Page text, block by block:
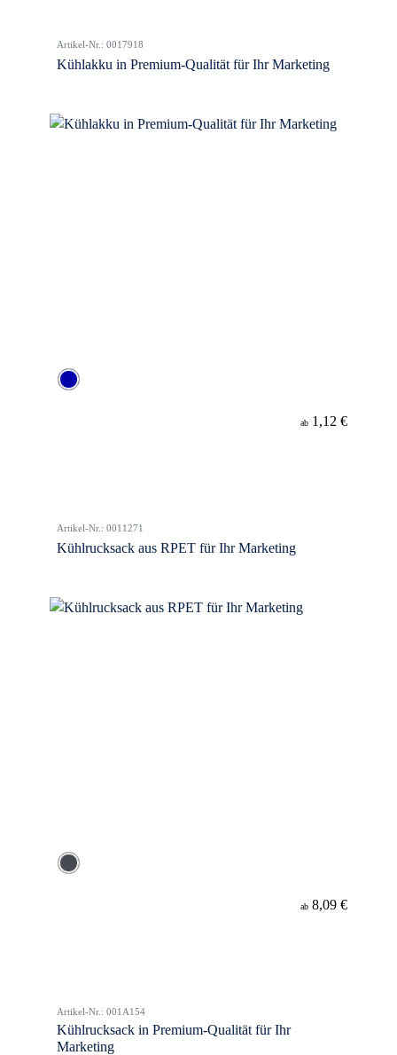
Artikel-Nr.: 0017918
Kühlakku in Premium-Qualität für Ihr Marketing
ab 1,12 €
Artikel-Nr.: 0011271
Kühlrucksack aus RPET für Ihr Marketing
ab 8,09 €
Artikel-Nr.: 001A154
Kühlrucksack in Premium-Qualität für Ihr
Marketing